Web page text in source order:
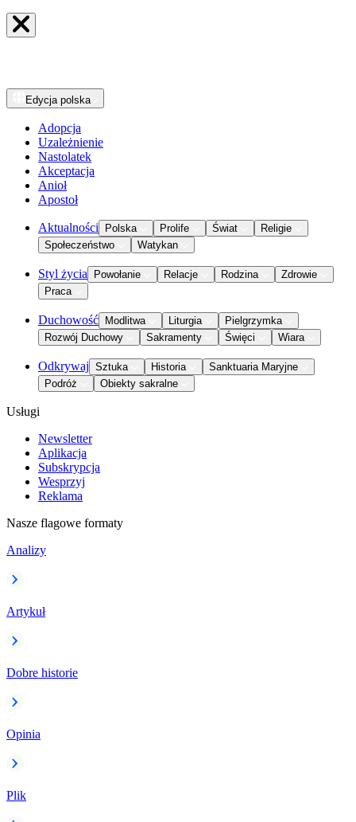
Edycja polska
Adopcja
Uzależnienie
Nastolatek
Akceptacja
Anioł
Apostoł
Aktualności Polska Prolife Świat
Religie
Społeczeństwo
Watykan
Styl życia Powołanie Relacje Rodzina
Zdrowie
Praca
Duchowość Modlitwa Liturgia
Pielgrzymka
Rozwój Duchowy
Sakramenty Święci Wiara
Odkrywaj Sztuka Historia
Sanktuaria Maryjne
Podróż
Obiekty sakralne
Usługi
Newsletter
Aplikacja
Subskrypcja
Wesprzyj
Reklama
Nasze flagowe formaty
Analizy
Artykuł
Dobre historie
Opinia
Plik